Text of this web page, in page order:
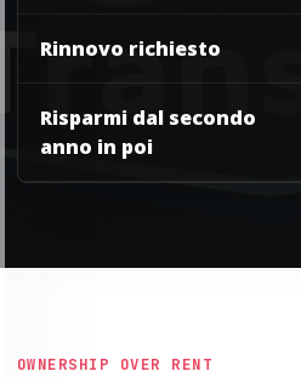
Rinnovo richiesto
Risparmi dal secondo
anno in poi
OWNERSHIP OVER RENT